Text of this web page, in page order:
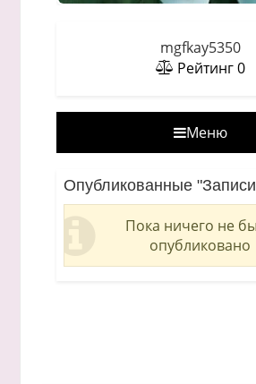
mgfkay5350
Рейтинг0
Меню
Опубликованные
Пока ничего не
опубликовано